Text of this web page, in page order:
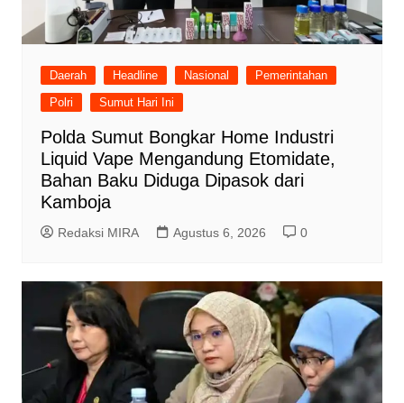
Daerah Headline Nasional
Pemerintahan
Polri
Sumut Hari Ini
Polda Sumut Bongkar Home Industri
Liquid Vape Mengandung Etomidate,
Bahan Baku Diduga Dipasok dari
Kamboja
Redaksi MIRA Agustus 6, 2026 0